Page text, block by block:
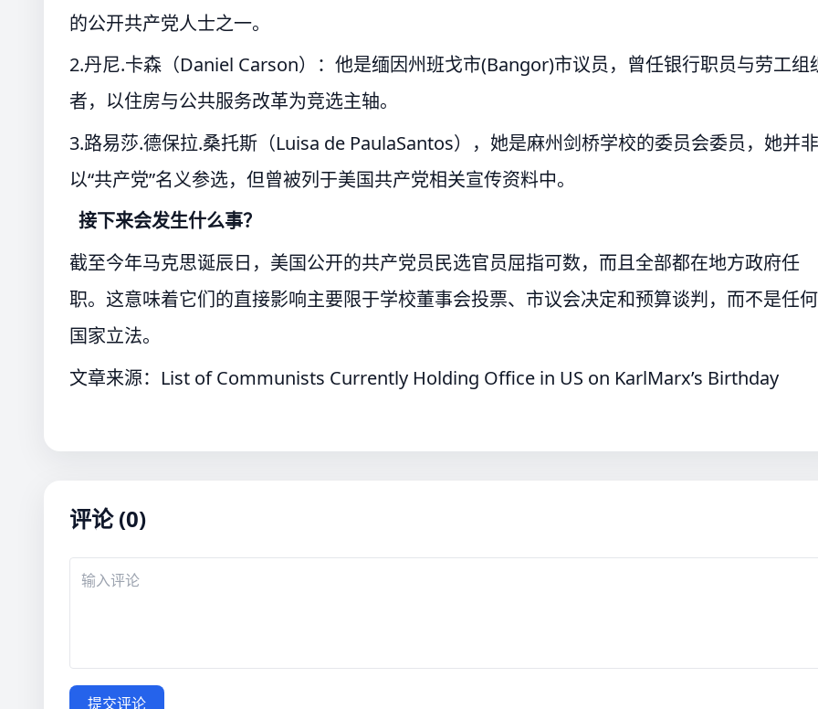
的公开共产党人士之一。
2.丹尼.卡森（Daniel Carson）：他是缅因州班戈市(Bangor)市议员，曾任银行职员与劳工组
者，以住房与公共服务改革为竞选主轴。
3.路易莎.德保拉.桑托斯（Luisa de PaulaSantos），她是麻州剑桥学校的委员会委员，她并非
以“共产党”名义参选，但曾被列于美国共产党相关宣传资料中。
接下来会发生什么事？
截至今年马克思诞辰日，美国公开的共产党员民选官员屈指可数，而且全部都在地方政府任
职。这意味着它们的直接影响主要限于学校董事会投票、市议会决定和预算谈判，而不是任何
国家立法。
文章来源：List of Communists Currently Holding Office in US on KarlMarx’s Birthday
评论 (0)
提交评论